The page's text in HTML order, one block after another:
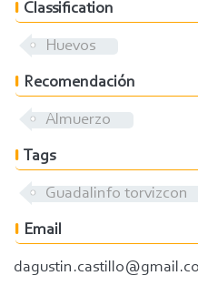
Classification
Huevos
Recomendación
Almuerzo
Tags
Guadalinfo torvizcon
Email